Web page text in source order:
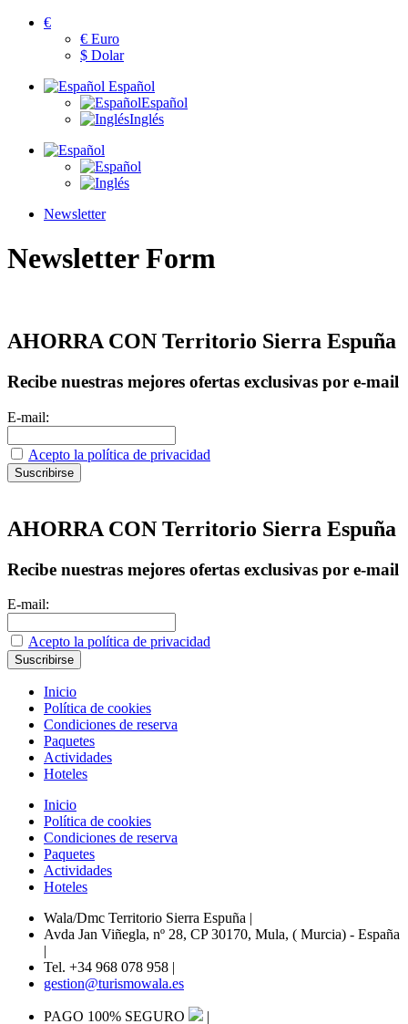
€
€ Euro
$ Dolar
Español
Español
Inglés
Newsletter
Newsletter Form
AHORRA CON Territorio Sierra Espuña
Recibe nuestras mejores ofertas exclusivas por e-mail
E-mail:
Acepto la política de privacidad
AHORRA CON Territorio Sierra Espuña
Recibe nuestras mejores ofertas exclusivas por e-mail
E-mail:
Acepto la política de privacidad
Inicio
Política de cookies
Condiciones de reserva
Paquetes
Actividades
Hoteles
Inicio
Política de cookies
Condiciones de reserva
Paquetes
Actividades
Hoteles
Wala/Dmc Territorio Sierra Espuña
Avda Jan Viñegla, nº 28, CP 30170, Mula, ( Murcia) - España
Tel. +34 968 078 958
gestion@turismowala.es
PAGO 100% SEGURO